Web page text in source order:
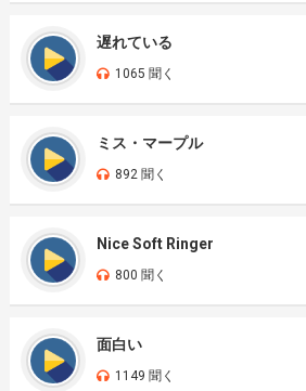
遅れている
1065 聞く
ミス・マープル
892 聞く
Nice Soft Ringer
800 聞く
面白い
1149 聞く